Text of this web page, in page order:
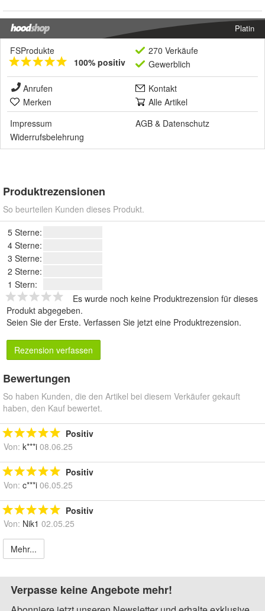
Platin
FSProdukte
100% positiv
270 Verkäufe
Gewerblich
Anrufen
Kontakt
Merken
Alle Artikel
Impressum
AGB & Datenschutz
Widerrufsbelehrung
Produktrezensionen
So beurteilen Kunden dieses Produkt.
5 Sterne:
4 Sterne:
3 Sterne:
2 Sterne:
1 Stern:
Es wurde noch keine Produktrezension für dieses
Produkt abgegeben.
Seien Sie der Erste. Verfassen Sie jetzt eine Produktrezension.
Rezension verfassen
Bewertungen
So haben Kunden, die den Artikel bei diesem Verkäufer gekauft
haben, den Kauf bewertet.
Positiv
Von: k***i 08.06.25
Positiv
Von: c***i 06.05.25
Positiv
Von: Nik1 02.05.25
Mehr...
Verpasse keine Angebote mehr!